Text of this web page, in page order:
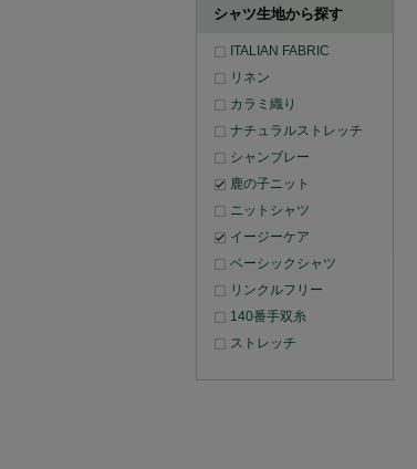
シャツ生地から探す
ITALIAN FABRIC
リネン
カラミ織り
ナチュラルストレッチ
シャンブレー
鹿の子ニット
ニットシャツ
イージーケア
ベーシックシャツ
リンクルフリー
140番手双糸
ストレッチ